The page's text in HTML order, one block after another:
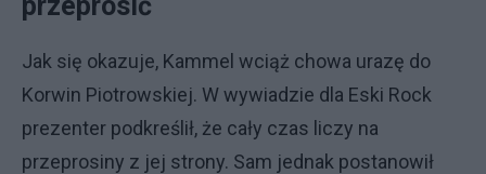
Jak się okazuje, Kammel wciąż chowa urazę do
Korwin Piotrowskiej. W wywiadzie dla Eski Rock
prezenter podkreślił, że cały czas liczy na
przeprosiny z jej strony. Sam jednak postanowił